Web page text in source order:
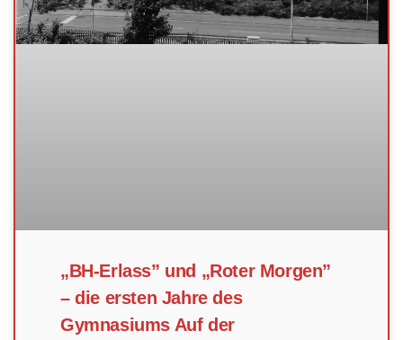
„BH-Erlass” und „Roter Morgen”
– die ersten Jahre des
Gymnasiums Auf der